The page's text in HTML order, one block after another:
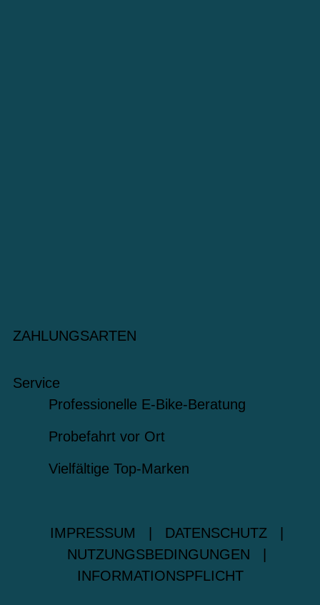
ZAHLUNGSARTEN
Service
Professionelle E-Bike-Beratung
Probefahrt vor Ort
Vielfältige Top-Marken
IMPRESSUM DATENSCHUTZ
NUTZUNGSBEDINGUNGEN
INFORMATIONSPFLICHT